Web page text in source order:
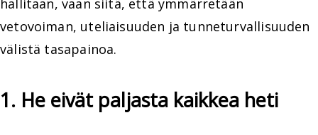
hallitaan, vaan siitä, että ymmärretään
vetovoiman, uteliaisuuden ja tunneturvallisuuden
välistä tasapainoa.
1. He eivät paljasta kaikkea heti